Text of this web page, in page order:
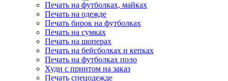
Печать на футболках, майках
Печать на одежде
Печать бирок на футболках
Печать на сумках
Печать на шоперах
Печать на бейсболках и кепках
Печать на футболках поло
Худи с принтом на заказ
Печать спецодежде